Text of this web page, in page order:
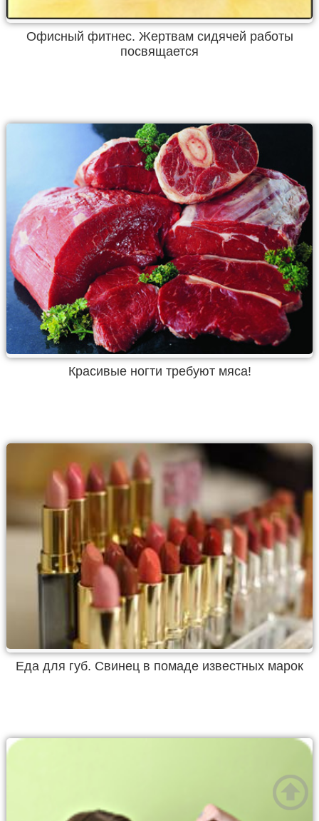
Офисный фитнес. Жертвам сидячей работы
посвящается
Красивые ногти требуют мяса!
Еда для губ. Свинец в помаде известных марок